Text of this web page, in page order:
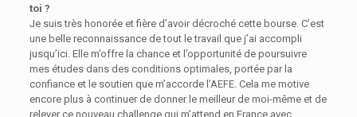
toi ?
Je suis très honorée et fière d’avoir décroché cette bourse. C’est
une belle reconnaissance de tout le travail que j’ai accompli
jusqu’ici. Elle m’offre la chance et l’opportunité de poursuivre
mes études dans des conditions optimales, portée par la
confiance et le soutien que m’accorde l’AEFE. Cela me motive
encore plus à continuer de donner le meilleur de moi-même et de
relever ce nouveau challenge qui m’attend en France avec